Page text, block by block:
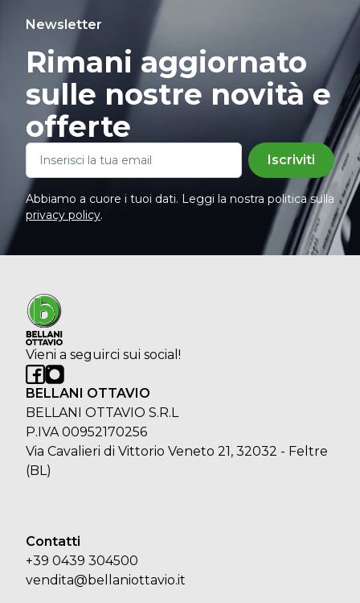
Newsletter
Rimani aggiornato
sulle nostre novità e
offerte
Iscriviti
Abbiamo a cuore i tuoi dati. Leggi la nostra politica sulla
privacy policy.
Vieni a seguirci sui social!
BELLANI OTTAVIO
BELLANI OTTAVIO S.R.L
P.IVA 00952170256
Via Cavalieri di Vittorio Veneto 21, 32032 - Feltre
(BL)
Contatti
+39 0439 304500
vendita@bellaniottavio.it